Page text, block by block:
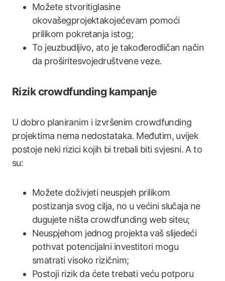
Možete stvoritiglasine
okovašegprojektakojećevam pomoći
prilikom pokretanja istog;
To jeuzbudljivo, ato je takođerodličan način
da proširitesvojedruštvene veze.
Rizik crowdfunding kampanje
U dobro planiranim i izvršenim crowdfunding
projektima nema nedostataka. Međutim, uvijek
postoje neki rizici kojih bi trebali biti svjesni. A to
su:
Možete doživjeti neuspjeh prilikom
postizanja svog cilja, no u većini slučaja ne
dugujete ništa crowdfunding web siteu;
Neuspjehom jednog projekta vaš slijedeći
pothvat potencijalni investitori mogu
smatrati visoko rizičnim;
Postoji rizik da ćete trebati veću potporu